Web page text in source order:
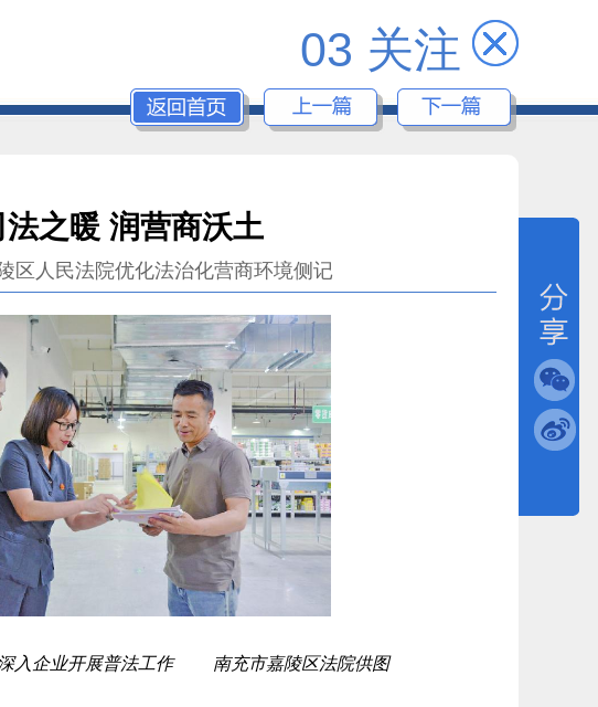
03 关注
法之暖 润营商沃土
人民法院优化法治化营商环境侧记
深入企业开展普法工作 南充市嘉陵区法院供图